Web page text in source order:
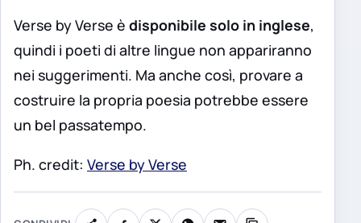
Verse by Verse è disponibile solo in inglese,
quindi i poeti di altre lingue non appariranno
nei suggerimenti. Ma anche così, provare a
costruire la propria poesia potrebbe essere
un bel passatempo.
Ph. credit: Verse by Verse